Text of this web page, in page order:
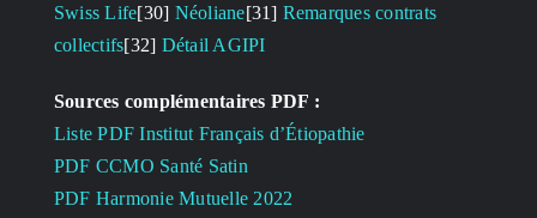
Swiss Life[30] Néoliane[31] Remarques contrats
collectifs[32] Détail AGIPI
Sources complémentaires PDF :
Liste PDF Institut Français d’Étiopathie
PDF CCMO Santé Satin
PDF Harmonie Mutuelle 2022